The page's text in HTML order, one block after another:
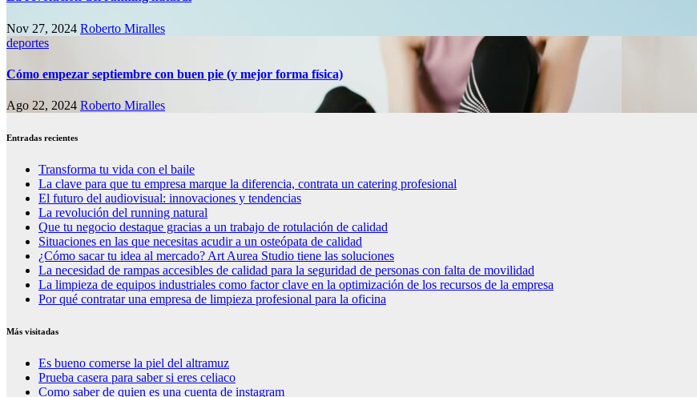
Nov 27, 2024 Roberto Miralles
deportes
Cómo empezar septiembre con buen pie (y mejor forma física)
Ago 22, 2024 Roberto Miralles
Entradas recientes
Transforma tu vida con el baile
La clave para que tu empresa marque la diferencia, contrata un catering profesional
El futuro del audiovisual: innovaciones y tendencias
La revolución del running natural
Que tu negocio destaque gracias a un trabajo de rotulación de calidad
Situaciones en las que necesitas acudir a un osteópata de calidad
¿Cómo sacar tu idea al mercado? Art Aurea Studio tiene las soluciones
La necesidad de rampas accesibles de calidad para la seguridad de personas con falta de movilidad
La limpieza de equipos industriales como factor clave en la optimización de los recursos de la empresa
Por qué contratar una empresa de limpieza profesional para la oficina
Más visitadas
Es bueno comerse la piel del altramuz
Prueba casera para saber si eres celiaco
Como saber de quien es una cuenta de instagram